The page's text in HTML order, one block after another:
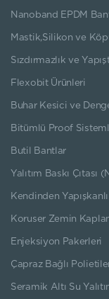
Nanoband EPDM
Mastik,Silikon ve
Sızdırmazlık ve
Flexobit Ürünleri
Buhar Kesici ve
Bitümlü Proof
Butil Bantlar
Yalıtım Baskı Çıtası
Kendinden
Koruser Zemin
Enjeksiyon Pakerleri
Çapraz Bağlı
Seramik Altı Su